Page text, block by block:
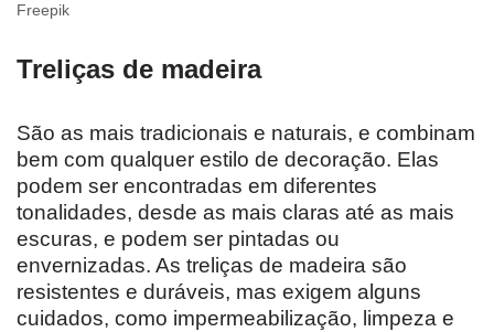
Freepik
Treliças de madeira
São as mais tradicionais e naturais, e combinam
bem com qualquer estilo de decoração. Elas
podem ser encontradas em diferentes
tonalidades, desde as mais claras até as mais
escuras, e podem ser pintadas ou
envernizadas. As treliças de madeira são
resistentes e duráveis, mas exigem alguns
cuidados, como impermeabilização, limpeza e